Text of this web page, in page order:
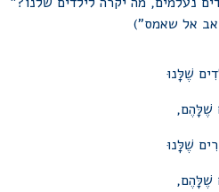
אל שאמס”)
שֶׁלָּנוּ
שֶׁלָּהֶם,
שֶׁלָּנוּ
שֶׁלָּהֶם,